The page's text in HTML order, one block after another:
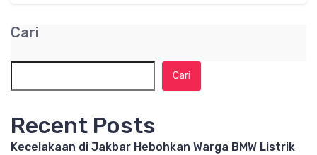
Cari
Cari
Recent Posts
Kecelakaan di Jakbar Hebohkan Warga BMW Listrik